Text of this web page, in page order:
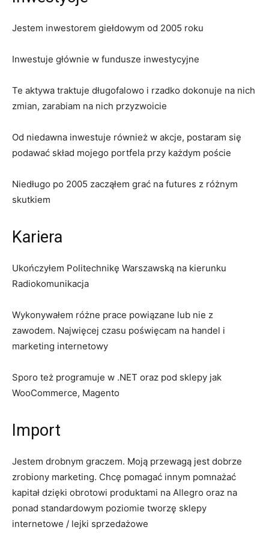
Jestem inwestorem giełdowym od 2005 roku
Inwestuje głównie w fundusze inwestycyjne
Te aktywa traktuje długofalowo i rzadko dokonuje na nich
zmian, zarabiam na nich przyzwoicie
Od niedawna inwestuje również w akcje, postaram się
podawać skład mojego portfela przy każdym poście
Niedługo po 2005 zacząłem grać na futures z różnym
skutkiem
Kariera
Ukończyłem Politechnikę Warszawską na kierunku
Radiokomunikacja
Wykonywałem różne prace powiązane lub nie z
zawodem. Najwięcej czasu poświęcam na handel i
marketing internetowy
Sporo też programuje w .NET oraz pod sklepy jak
WooCommerce, Magento
Import
Jestem drobnym graczem. Moją przewagą jest dobrze
zrobiony marketing. Chcę pomagać innym pomnażać
kapitał dzięki obrotowi produktami na Allegro oraz na
ponad standardowym poziomie tworzę sklepy
internetowe / lejki sprzedażowe